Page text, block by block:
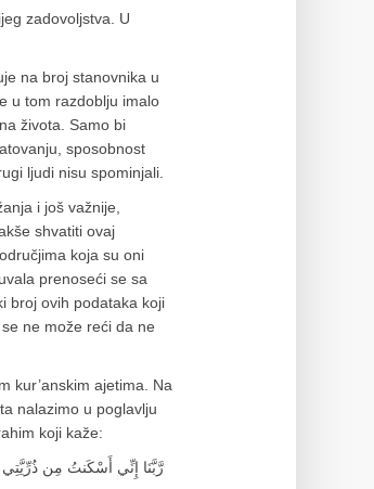
zadovoljstva. U
na broj stanovnika u
u tom razdoblju imalo
života. Samo bi
sposobnost
ljudi nisu spominjali.
i još važnije,
shvatiti ovaj
koja su oni
prenoseći se sa
broj ovih podataka koji
ne može reći da ne
kur’anskim ajetima. Na
nalazimo u poglavlju
koji kaže:
رَّبَّنَا إِنِّي أَسْكَنتُ مِن ذُرِّيَّتِي